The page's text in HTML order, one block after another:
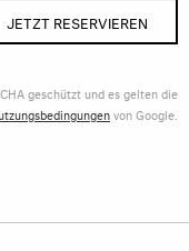
JETZT RESERVIEREN
geschützt und es gelten die
von Google.